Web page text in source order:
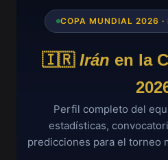
COPA MUNDIAL 2026 ·
🇮🇷 Irán en la
Perfil completo del
estadísticas,
predicciones para el torneo